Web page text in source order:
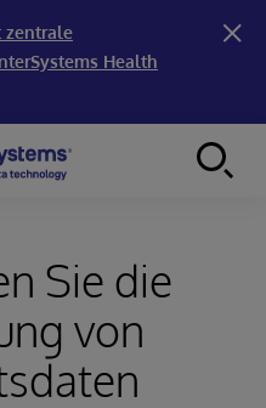
zentrale
Health
Sie die
von